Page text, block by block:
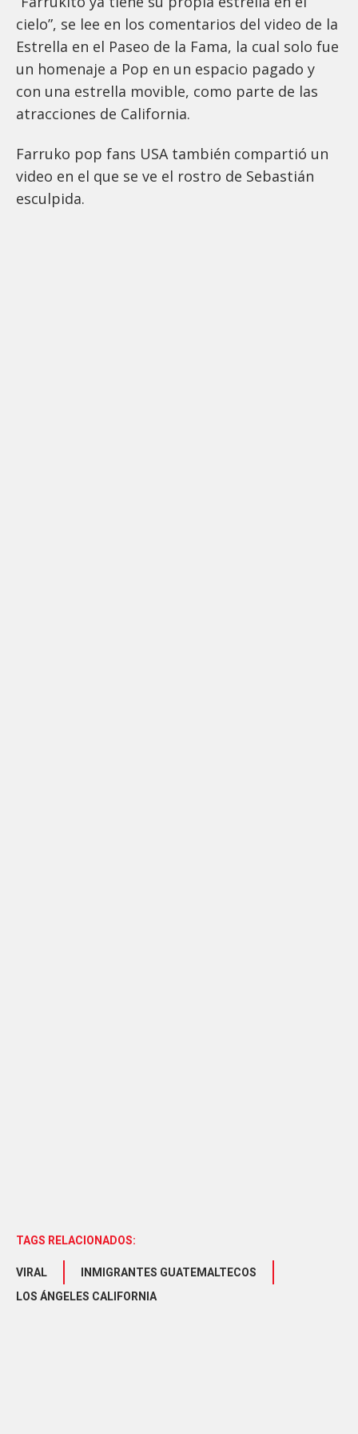
cielo”, se lee en los comentarios del video de la
Estrella en el Paseo de la Fama, la cual solo fue
un homenaje a Pop en un espacio pagado y
con una estrella movible, como parte de las
atracciones de California.
Farruko pop fans USA también compartió un
video en el que se ve el rostro de Sebastián
esculpida.
TAGS RELACIONADOS:
VIRAL
INMIGRANTES GUATEMALTECOS
LOS ÁNGELES CALIFORNIA